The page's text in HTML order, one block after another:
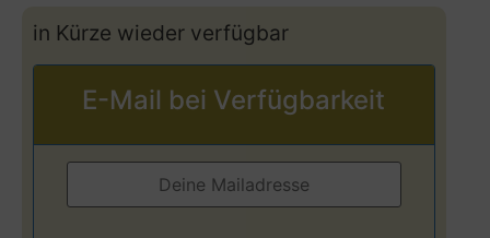
in Kürze wieder verfügbar
E-Mail bei Verfügbarkeit